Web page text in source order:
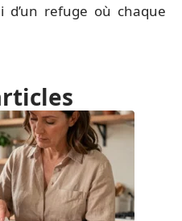
refuge où chaque